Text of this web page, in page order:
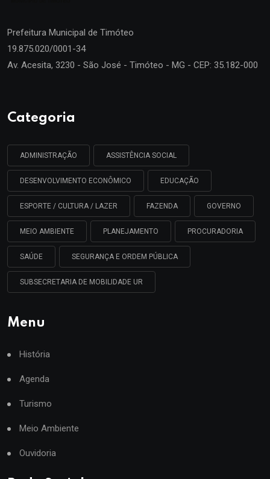
Prefeitura Municipal de Timóteo
19.875.020/0001-34
Av. Acesita, 3230 - São José - Timóteo - MG - CEP: 35.182-000
Categoria
ADMINISTRAÇÃO ASSISTÊNCIA SOCIAL
DESENVOLVIMENTO ECONÔMICO EDUCAÇÃO
ESPORTE / CULTURA / LAZER FAZENDA GOVERNO
MEIO AMBIENTE PLANEJAMENTO PROCURADORIA
SAÚDE SEGURANÇA E ORDEM PÚBLICA
SUBSECRETARIA DE MOBILIDADE UR
Menu
História
Agenda
Turismo
Meio Ambiente
Ouvidoria